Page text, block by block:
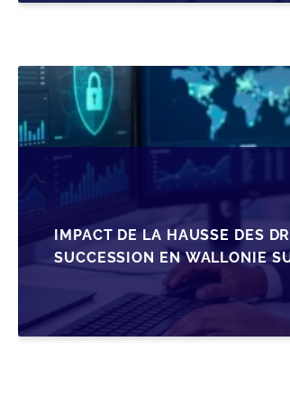
IMPACT DE LA HAUSSE DES
SUCCESSION EN WALLONIE
TRANSMISSION FAMILIALE